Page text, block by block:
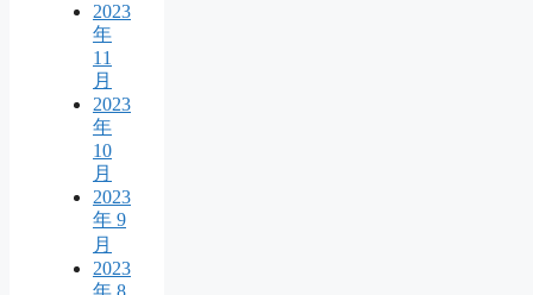
2023
年
11
月
2023
年
10
月
2023
年 9
月
2023
年 8